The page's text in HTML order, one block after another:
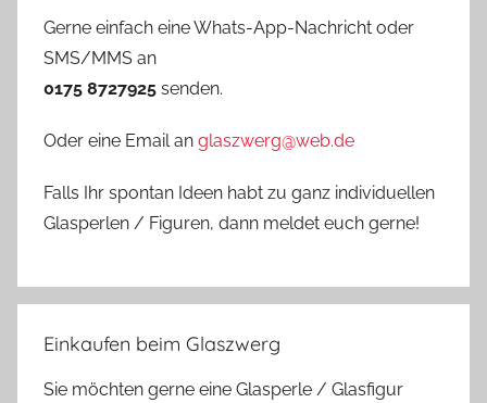
Gerne einfach eine Whats-App-Nachricht oder
SMS/MMS an
0175 8727925 senden.
Oder eine Email an glaszwerg@web.de
Falls Ihr spontan Ideen habt zu ganz individuellen
Glasperlen / Figuren, dann meldet euch gerne!
Einkaufen beim Glaszwerg
Sie möchten gerne eine Glasperle / Glasfigur